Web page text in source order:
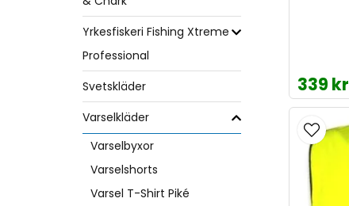
Yrkesfiskeri Fishing Xtreme
Professional
Svetskläder
Varselkläder
Varselbyxor
Varselshorts
Varsel T-Shirt Piké
339 kr